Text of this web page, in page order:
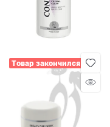
Товар закончился